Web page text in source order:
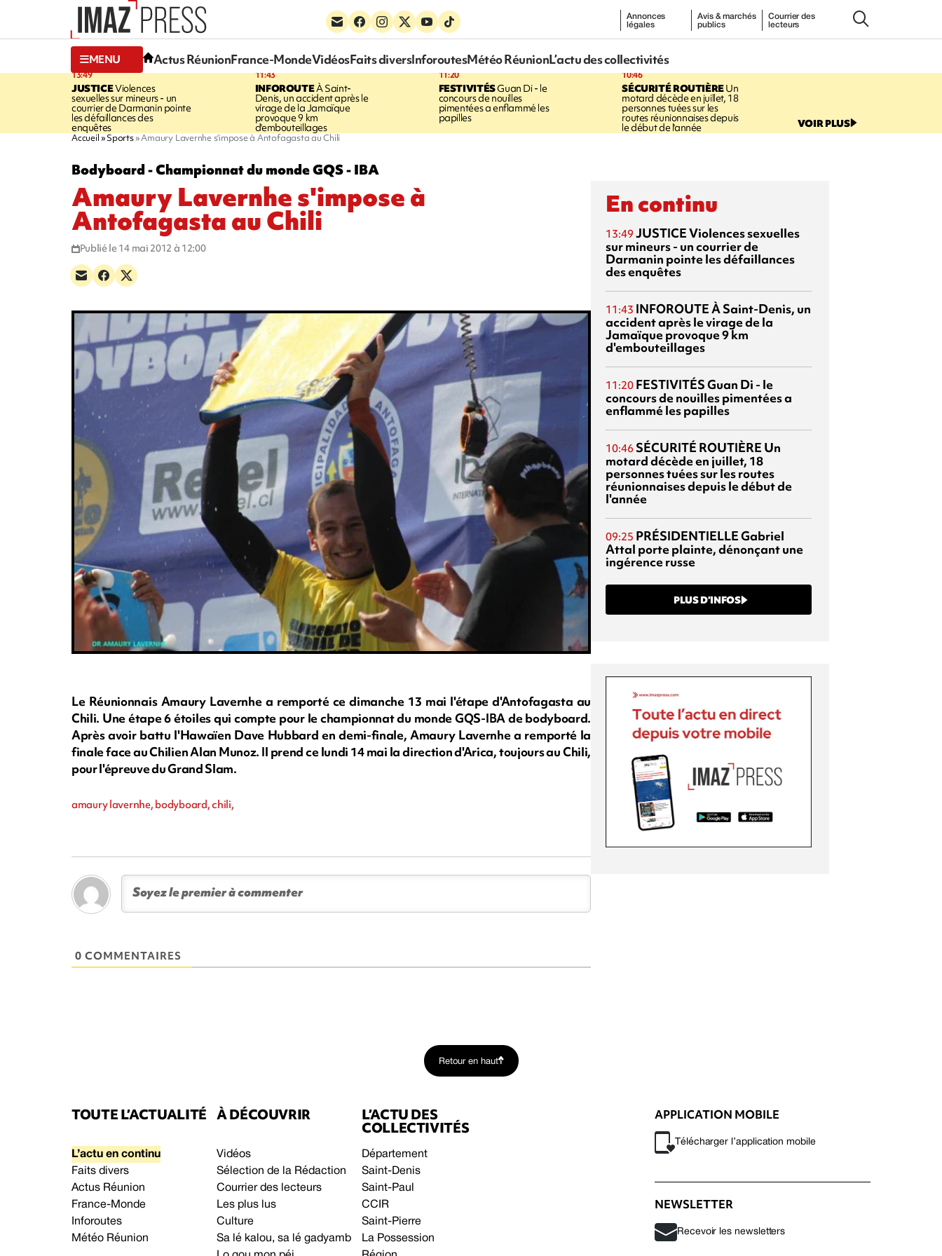
Annonces
légales
Avis & marchés
publics
Courrier des
lecteurs
MENU Actus RéunionFrance-MondeVidéosFaits diversInforoutesMétéo RéunionL’actu des collectivités
13:49
JUSTICEViolences
sexuelles sur mineurs - un
courrier de Darmanin pointe
les défaillances des
enquêtes
11:43
INFOROUTEÀ Saint-
Denis, un accident après le
virage de la Jamaïque
provoque 9 km
d'embouteillages
11:20
FESTIVITÉSGuan Di - le
concours de nouilles
pimentées a enflammé les
papilles
10:46
SÉCURITÉ ROUTIÈREUn
motard décède en juillet, 18
personnes tuées sur les
routes réunionnaises depuis
le début de l'année VOIR PLUS
Accueil Sports Amaury Lavernhe s'impose à Antofagasta au Chili
Bodyboard - Championnat du monde GQS - IBA
Amaury Lavernhe s'impose à
Antofagasta au Chili
Publié le 14 mai 2012 à 12:00
Le Réunionnais Amaury Lavernhe a remporté ce dimanche 13 mai l'étape d'Antofagasta au
Chili. Une étape 6 étoiles qui compte pour le championnat du monde GQS-IBA de bodyboard.
Après avoir battu l'Hawaïen Dave Hubbard en demi-finale, Amaury Lavernhe a remporté la
finale face au Chilien Alan Munoz. Il prend ce lundi 14 mai la direction d'Arica, toujours au Chili,
pour l'épreuve du Grand Slam.
amaury lavernhe, bodyboard, chili,
0 COMMENTAIRES
En continu
13:49 JUSTICEViolences sexuelles
sur mineurs - un courrier de
Darmanin pointe les défaillances
des enquêtes
11:43 INFOROUTEÀ Saint-Denis, un
accident après le virage de la
Jamaïque provoque 9 km
d'embouteillages
11:20 FESTIVITÉSGuan Di - le
concours de nouilles pimentées a
enflammé les papilles
10:46 SÉCURITÉ ROUTIÈRE Un
motard décède en juillet, 18
personnes tuées sur les routes
réunionnaises depuis le début de
l'année
09:25 PRÉSIDENTIELLEGabriel
Attal porte plainte, dénonçant une
ingérence russe
PLUS D’INFOS
Retour en haut
TOUTE L’ACTUALITÉ
L’actu en continu
Faits divers
Actus Réunion
France-Monde
Inforoutes
Météo Réunion
À DÉCOUVRIR
Vidéos
Sélection de la Rédaction
Courrier des lecteurs
Les plus lus
Culture
Sa lé kalou, sa lé gadyamb
L’ACTU DES
COLLECTIVITÉS
Département
Saint-Denis
Saint-Paul
CCIR
Saint-Pierre
La Possession
APPLICATION MOBILE
Télécharger l’application mobile
NEWSLETTER
Recevoir les newsletters